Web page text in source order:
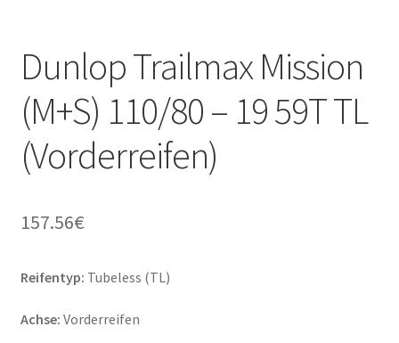
Dunlop Trailmax Mission
(M+S) 110/80 – 19 59T TL
(Vorderreifen)
157.56€
Reifentyp: Tubeless (TL)
Achse: Vorderreifen